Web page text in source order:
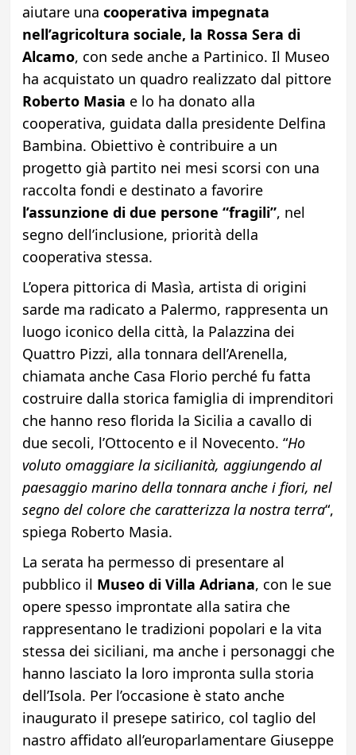
aiutare una cooperativa impegnata
nell’agricoltura sociale, la Rossa Sera di
Alcamo, con sede anche a Partinico. Il Museo
ha acquistato un quadro realizzato dal pittore
Roberto Masia e lo ha donato alla
cooperativa, guidata dalla presidente Delfina
Bambina. Obiettivo è contribuire a un
progetto già partito nei mesi scorsi con una
raccolta fondi e destinato a favorire
l’assunzione di due persone “fragili”, nel
segno dell’inclusione, priorità della
cooperativa stessa.
L’opera pittorica di Masìa, artista di origini
sarde ma radicato a Palermo, rappresenta un
luogo iconico della città, la Palazzina dei
Quattro Pizzi, alla tonnara dell’Arenella,
chiamata anche Casa Florio perché fu fatta
costruire dalla storica famiglia di imprenditori
che hanno reso florida la Sicilia a cavallo di
due secoli, l’Ottocento e il Novecento. “Ho
voluto omaggiare la sicilianità, aggiungendo al
paesaggio marino della tonnara anche i fiori, nel
segno del colore che caratterizza la nostra terra“,
spiega Roberto Masia.
La serata ha permesso di presentare al
pubblico il Museo di Villa Adriana, con le sue
opere spesso improntate alla satira che
rappresentano le tradizioni popolari e la vita
stessa dei siciliani, ma anche i personaggi che
hanno lasciato la loro impronta sulla storia
dell’Isola. Per l’occasione è stato anche
inaugurato il presepe satirico, col taglio del
nastro affidato all’europarlamentare Giuseppe